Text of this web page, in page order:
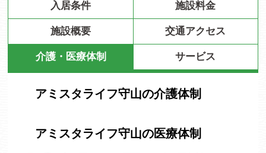
入居条件 施設料金
施設概要 交通アクセス
介護・医療体制 サービス
アミスタライフ守山の介護体制
アミスタライフ守山の医療体制